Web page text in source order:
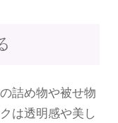
詰め物や被せ物
は透明感や美し